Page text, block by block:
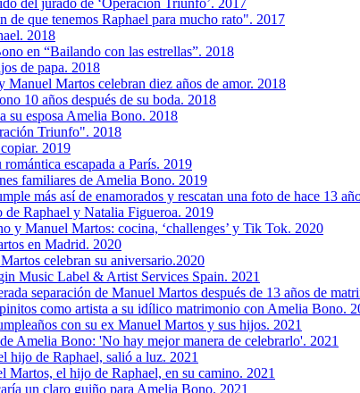
del jurado de ‘Operación Triunfo’. 2017
de que tenemos Raphael para mucho rato". 2017
2018
en “Bailando con las estrellas”. 2018
de papa. 2018
Martos celebran diez años de amor. 2018
10 años después de su boda. 2018
su esposa Amelia Bono. 2018
Triunfo". 2018
2019
escapada a París. 2019
familiares de Amelia Bono. 2019
más así de enamorados y rescatan una foto de hace 13
Raphael y Natalia Figueroa. 2019
y Manuel Martos: cocina, ‘challenges’ y Tik Tok. 2020
en Madrid. 2020
celebran su aniversario.2020
Music Label & Artist Services Spain. 2021
separación de Manuel Martos después de 13 años de
como artista a su idílico matrimonio con Amelia Bono.
con su ex Manuel Martos y sus hijos. 2021
Amelia Bono: 'No hay mejor manera de celebrarlo'. 2021
hijo de Raphael, salió a luz. 2021
Martos, el hijo de Raphael, en su camino. 2021
un claro guiño para Amelia Bono. 2021